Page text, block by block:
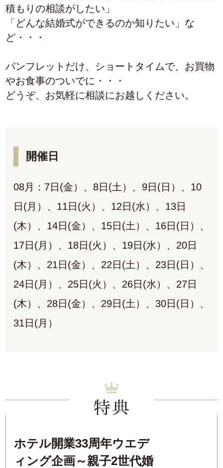
積もりの相談がしたい」
「どんな結婚式ができるのか知りたい」な
ど・・・
パンフレットだけ、ショートタイムで、お買物
やお食事のついでに・・・
どうぞ、お気軽に相談にお越しください。
開催日
08月：7日(金）、8日(土）、9日(日）、10
日(月）、11日(火）、12日(水）、13日
(木）、14日(金）、15日(土）、16日(日）、
17日(月）、18日(火）、19日(水）、20日
(木）、21日(金）、22日(土）、23日(日）、
24日(月）、25日(火）、26日(水）、27日
(木）、28日(金）、29日(土）、30日(日）、
31日(月）
ホテル開業33周年ウエデ
ィング企画～親子2世代婚